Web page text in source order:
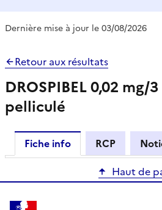
Dernière mise à jour le 03/08/2026
Retour aux résultats
DROSPIBEL 0,02 mg/
pelliculé
Fiche info RCP
Haut de